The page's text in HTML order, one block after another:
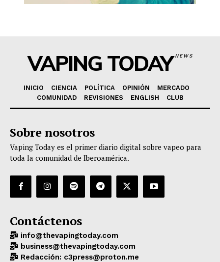
VAPING TODAYNEWS
INICIO CIENCIA POLÍTICA OPINIÓN
MERCADO
COMUNIDAD
REVISIONES ENGLISH CLUB
Sobre nosotros
Vaping Today es el primer diario digital sobre vapeo para
toda la comunidad de Iberoamérica.
Contáctenos
info@thevapingtoday.com
business@thevapingtoday.com
Redacción: c3press@proton.me